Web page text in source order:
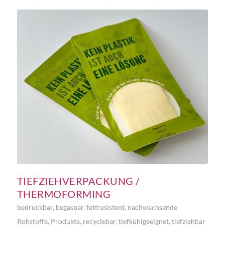
TIEFZIEHVERPACKUNG /
THERMOFORMING
bedruckbar, begasbar, fettresistent, nachwachsende
Rohstoffe, Produkte, recyclebar, tiefkühlgeeignet, tiefziehbar